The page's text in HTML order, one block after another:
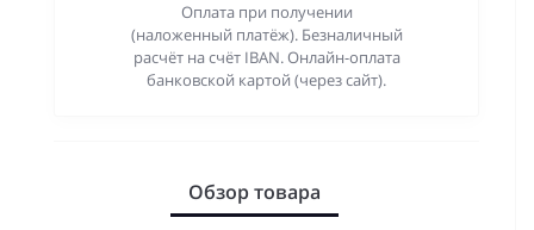
Оплата при получении
(наложенный платёж). Безналичный
расчёт на счёт IBAN. Онлайн-оплата
банковской картой (через сайт).
Обзор товара